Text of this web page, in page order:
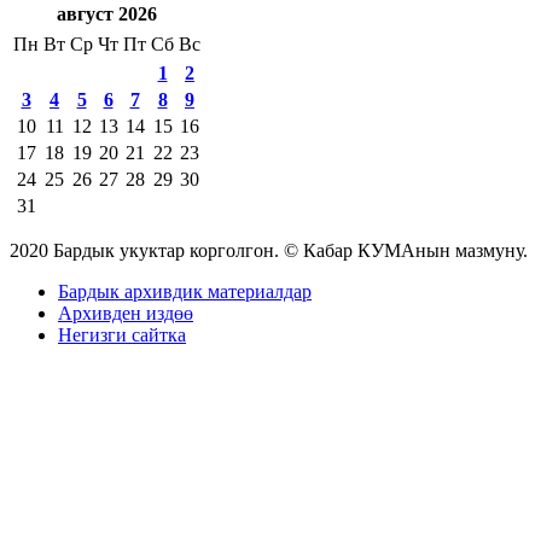
август 2026
Пн Вт Ср Чт Пт Сб Вс
1
2
3
4 5 6 7 8
9
10 11 12 13 14 15 16
17 18 19 20 21 22 23
24 25 26 27 28 29 30
31
2020 Бардык укуктар корголгон. © Кабар КУМАнын мазмуну.
Бардык архивдик материалдар
Архивден издөө
Негизги сайтка